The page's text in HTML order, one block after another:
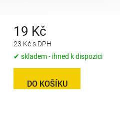
23 Kč s DPH
19 Kč
✔ skladem - ihned k dispozici
DO KOŠÍKU